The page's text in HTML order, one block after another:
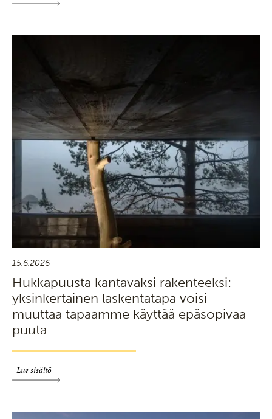
15.6.2026
Hukkapuusta kantavaksi rakenteeksi:
yksinkertainen laskentatapa voisi
muuttaa tapaamme käyttää epäsopivaa
puuta
Lue sisältö